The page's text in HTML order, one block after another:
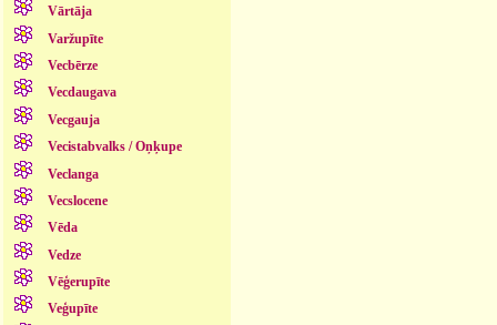
Vārtāja
Varžupīte
Vecbērze
Vecdaugava
Vecgauja
Vecistabvalks / Oņķupe
Veclanga
Vecslocene
Vēda
Vedze
Vēģerupīte
Veģupīte